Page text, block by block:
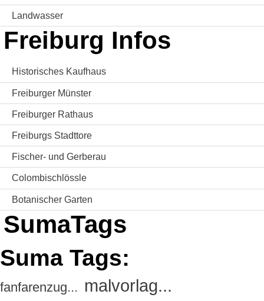
Landwasser
Freiburg Infos
Historisches Kaufhaus
Freiburger Münster
Freiburger Rathaus
Freiburgs Stadttore
Fischer- und Gerberau
Colombischlössle
Botanischer Garten
SumaTags
Suma Tags:
fanfarenzug... malvorlag...